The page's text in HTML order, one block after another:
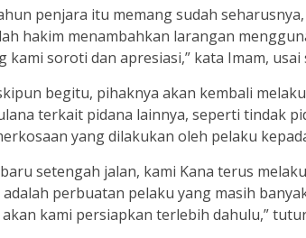
penjara itu memang sudah
hakim menambahkan larangan
kami soroti dan apresiasi,” kata Imam, usai
begitu, pihaknya akan kembali
terkait pidana lainnya, seperti tindak
yang dilakukan oleh pelaku
setengah jalan, kami Kana terus
perbuatan pelaku yang masih
kami persiapkan terlebih dahulu,”